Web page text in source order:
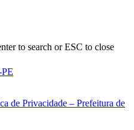
to search or ESC to close
de Privacidade – Prefeitura de